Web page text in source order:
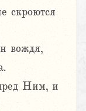
скроются
вождя,
Ним, и